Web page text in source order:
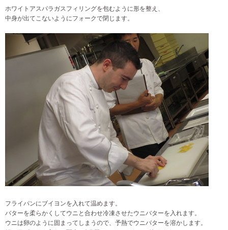
ホワイトアスパラガスフィリングを包むように形を整え、
中身が出てこないようにフォークで閉じます。
フライパンにブイヨンを入れて温めます。
バターを柔らかくしてウニと合わせ冷凍させたウニバターを入れます。
ウニは卵のように固まってしまうので、予熱でウニバターを溶かします。